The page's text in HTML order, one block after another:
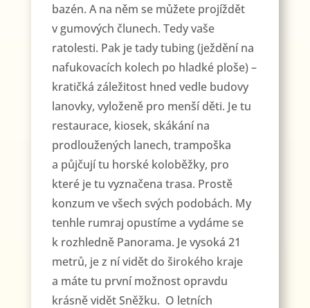
bazén. A na něm se můžete projíždět
v gumových člunech. Tedy vaše
ratolesti. Pak je tady tubing (ježdění na
nafukovacích kolech po hladké ploše) –
kratičká záležitost hned vedle budovy
lanovky, vyloženě pro menší děti. Je tu
restaurace, kiosek, skákání na
prodloužených lanech, trampoška
a půjčují tu horské koloběžky, pro
které je tu vyznačena trasa. Prostě
konzum ve všech svých podobách. My
tenhle rumraj opustíme a vydáme se
k rozhledně Panorama. Je vysoká 21
metrů, je z ní vidět do širokého kraje
a máte tu první možnost opravdu
krásně vidět Sněžku. O letních